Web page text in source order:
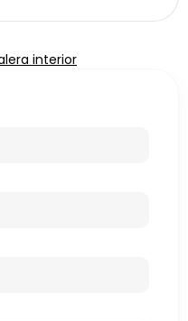
interior